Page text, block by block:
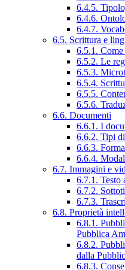
6.4.5.
6.4.6.
6.4.7.
6.5. Scrittura e
6.5.1.
6.5.2. Le
6.5.3.
6.5.4.
6.5.5.
6.5.6.
6.6. Documenti
6.6.1. I
6.6.2. Tipi
6.6.3.
6.6.4.
6.7. Immagini e
6.7.1. Testo
6.7.2.
6.7.3.
6.8. Proprietà
6.8.1.
Pubblica
6.8.2.
dalla
6.8.3.